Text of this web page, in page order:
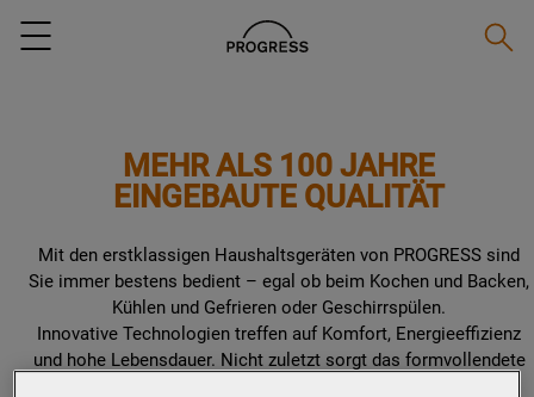
Menu
MEHR ALS 100 JAHRE
EINGEBAUTE QUALITÄT
Mit den erstklassigen Haushaltsgeräten von PROGRESS sind
Sie immer bestens bedient – egal ob beim Kochen und Backen,
Kühlen und Gefrieren oder Geschirrspülen.
Innovative Technologien treffen auf Komfort, Energieeffizienz
und hohe Lebensdauer. Nicht zuletzt sorgt das formvollendete